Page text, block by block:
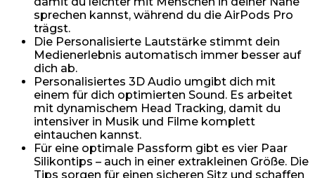
sprechen kannst, während du die AirPods Pro
trägst.
Die Personalisierte Lautstärke stimmt dein
Medienerlebnis automatisch immer besser auf
dich ab.
Personalisiertes 3D Audio umgibt dich mit
einem für dich optimierten Sound. Es arbeitet
mit dynamischem Head Tracking, damit du
intensiver in Musik und Filme komplett
eintauchen kannst.
Für eine optimale Passform gibt es vier Paar
Silikontips – auch in einer extrakleinen Größe. Die
Tips sorgen für einen sicheren Sitz und schaffen